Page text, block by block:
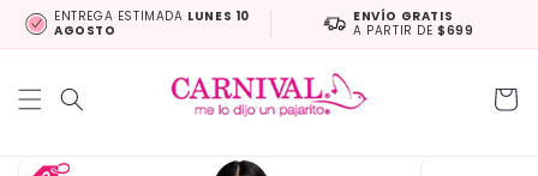
directamente
al contenido
ENTREGA ESTIMADA LUNES 10
AGOSTO
ENVÍO GRATIS
A PARTIR DE$699
Carrito
directamente